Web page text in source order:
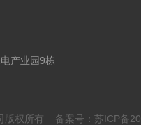
产业园9栋
版权所有 备案号：苏ICP备